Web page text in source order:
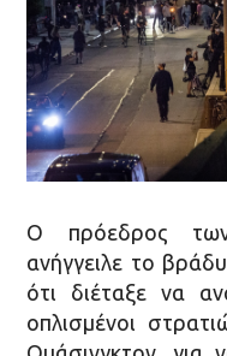
Ο πρόεδρος
ανήγγειλε το
ότι διέταξε να
οπλισμένοι